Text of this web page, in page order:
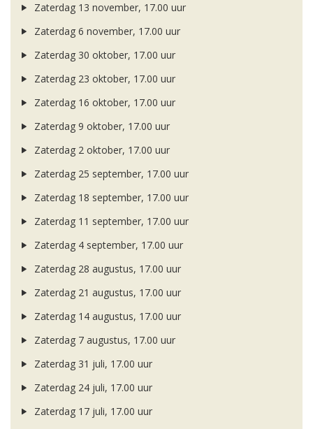
Zaterdag 13 november, 17.00 uur
Zaterdag 6 november, 17.00 uur
Zaterdag 30 oktober, 17.00 uur
Zaterdag 23 oktober, 17.00 uur
Zaterdag 16 oktober, 17.00 uur
Zaterdag 9 oktober, 17.00 uur
Zaterdag 2 oktober, 17.00 uur
Zaterdag 25 september, 17.00 uur
Zaterdag 18 september, 17.00 uur
Zaterdag 11 september, 17.00 uur
Zaterdag 4 september, 17.00 uur
Zaterdag 28 augustus, 17.00 uur
Zaterdag 21 augustus, 17.00 uur
Zaterdag 14 augustus, 17.00 uur
Zaterdag 7 augustus, 17.00 uur
Zaterdag 31 juli, 17.00 uur
Zaterdag 24 juli, 17.00 uur
Zaterdag 17 juli, 17.00 uur